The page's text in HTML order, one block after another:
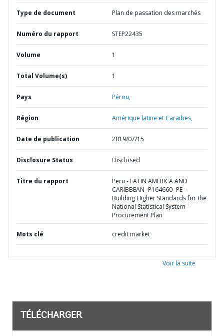
Type de document Plan de passation des marchés
Numéro du rapport STEP22435
Volume 1
Total Volume(s) 1
Pays Pérou,
Région Amérique latine et Caraïbes,
Date de publication 2019/07/15
Disclosure Status Disclosed
Titre du rapport
Peru - LATIN AMERICA AND
CARIBBEAN- P164660- PE -
Building Higher Standards for the
National Statistical System -
Procurement Plan
Mots clé credit market
Voir la suite
TÉLÉCHARGER